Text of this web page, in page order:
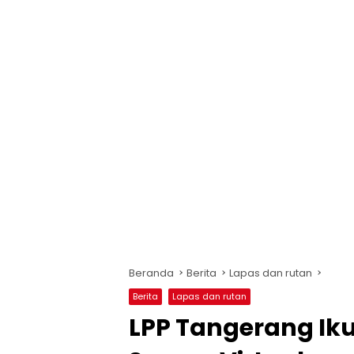
Beranda Berita Lapas dan rutan
Berita Lapas dan rutan
LPP Tangerang